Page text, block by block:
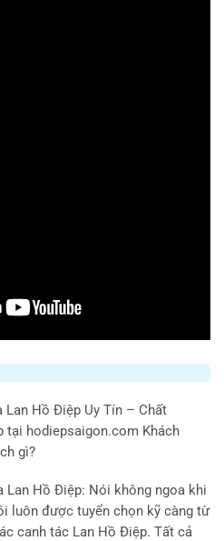
Lan Hồ Điệp Uy Tín – Chất
tại hodiepsaigon.com Khách
gì?
Lan Hồ Điệp: Nói không ngoa khi
luôn được tuyển chọn kỹ càng từ
canh tác Lan Hồ Điệp. Tất cả